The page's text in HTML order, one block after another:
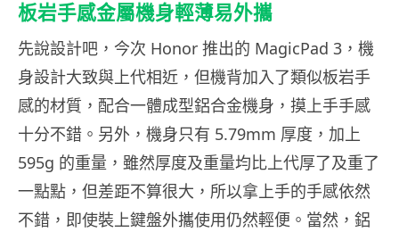
板岩手感金屬機身輕薄易外攜
先說設計吧，今次 Honor 推出的 MagicPad 3，機
身設計大致與上代相近，但機背加入了類似板岩手
感的材質，配合一體成型鋁合金機身，摸上手手感
十分不錯。另外，機身只有 5.79mm 厚度，加上
595g 的重量，雖然厚度及重量均比上代厚了及重了
一點點，但差距不算很大，所以拿上手的手感依然
不錯，即使裝上鍵盤外攜使用仍然輕便。當然，鋁